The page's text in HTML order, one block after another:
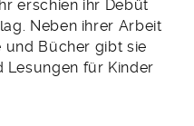
erschien ihr Debüt
Neben ihrer Arbeit
und Bücher gibt sie
Lesungen für Kinder